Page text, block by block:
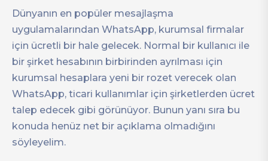
Dünyanın en popüler mesajlaşma
uygulamalarından WhatsApp, kurumsal firmalar
için ücretli bir hale gelecek. Normal bir kullanıcı ile
bir şirket hesabının birbirinden ayrılması için
kurumsal hesaplara yeni bir rozet verecek olan
WhatsApp, ticari kullanımlar için şirketlerden ücret
talep edecek gibi görünüyor. Bunun yanı sıra bu
konuda henüz net bir açıklama olmadığını
söyleyelim.